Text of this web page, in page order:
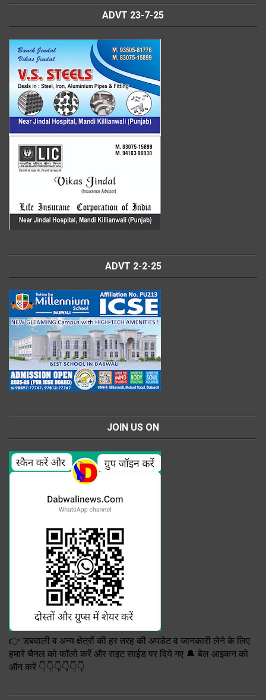
ADVT 23-7-25
ADVT 2-2-25
JOIN US ON
👉 डबवाली व अन्य क्षेत्रों की हर तरह की अपडेट व जानकारी लेने के लिए
हमारे चैनल को फॉलो करें और राइट साईड पर दिये गए 🔔 बेल आइकन को
ऑन करें 👇👇👇👇👇👇